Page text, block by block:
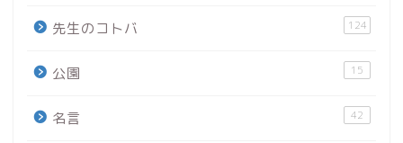
先生のコトバ 124
公園 15
名言 42